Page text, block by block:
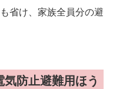
省け、家族全員分の避
防止避難用ほう